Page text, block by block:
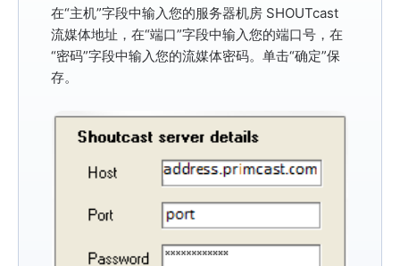
在“主机”字段中输入您的服务器机房 SHOUTcast
流媒体地址，在“端口”字段中输入您的端口号，在
“密码”字段中输入您的流媒体密码。单击“确定”保
存。